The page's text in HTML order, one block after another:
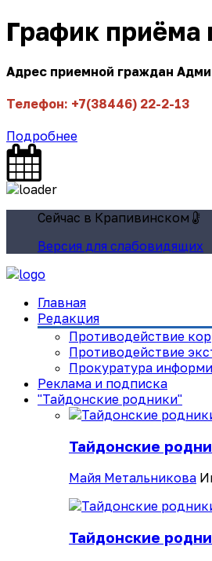
График приёма
Адрес приемной граждан
Телефон: +7(38446) 22-2-13
Подробнее
Сейчас в Крапивинском
Версия для слабовидящих
Главная
Редакция
Противодействие
Противодействие
Прокуратура
Реклама и подписка
"Тайдонские родники"
Тайдонские
Майя Метальникова
Тайдонские